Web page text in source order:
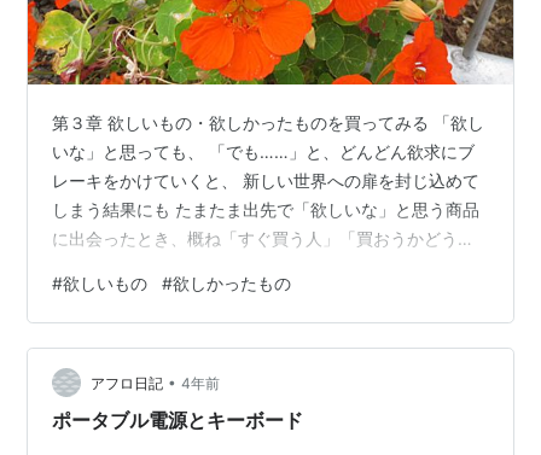
第３章 欲しいもの・欲しかったものを買ってみる 「欲し
いな」と思っても、 「でも……」と、どんどん欲求にブ
レーキをかけていくと、 新しい世界への扉を封じ込めて
しまう結果にも たまたま出先で「欲しいな」と思う商品
に出会ったとき、概ね「すぐ買う人」「買おうかどうし
イプに分かれるでしょう。 もっとも同じ人でも商品の価
格などによって行動パターンは異なってくるのですが、
仮に、少々値が張るけれど自分のこれまでのワードロー
ブにはないとてもおしゃれな服に出会った場。 見た瞬
間、「欲しいな」と思いますが、値札を見て「でも、高
#欲しいもの #欲しかったもの
アフロ日記 • 4年前
ポータブル電源とキーボード